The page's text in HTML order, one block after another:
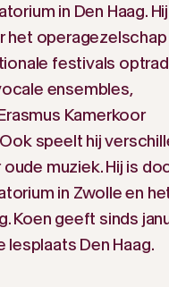
in Den Haag. Hij
het operagezelschap
festivals
ensembles,
Kamerkoor
speelt hij
muziek. Hij is
in Zwolle en
Koen geeft sinds
lesplaats Den Haag.